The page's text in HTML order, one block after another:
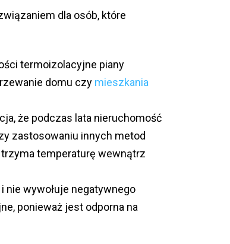
dla osób, które
termoizolacyjne piany
domu czy mieszkania
że podczas lata nieruchomość
zastosowaniu innych metod
temperaturę wewnątrz
nie wywołuje negatywnego
ponieważ jest odporna na